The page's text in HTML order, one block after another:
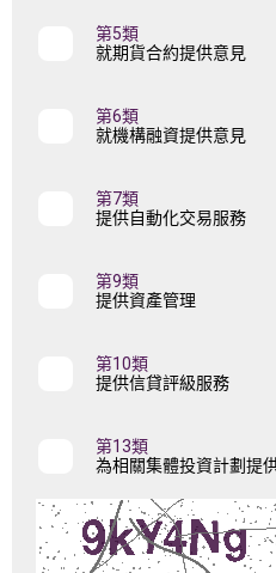
第5類
就期貨合約提供意見
第6類
就機構融資提供意見
第7類
提供自動化交易服務
第9類
提供資產管理
第10類
提供信貸評級服務
第13類
為相關集體投資計劃提